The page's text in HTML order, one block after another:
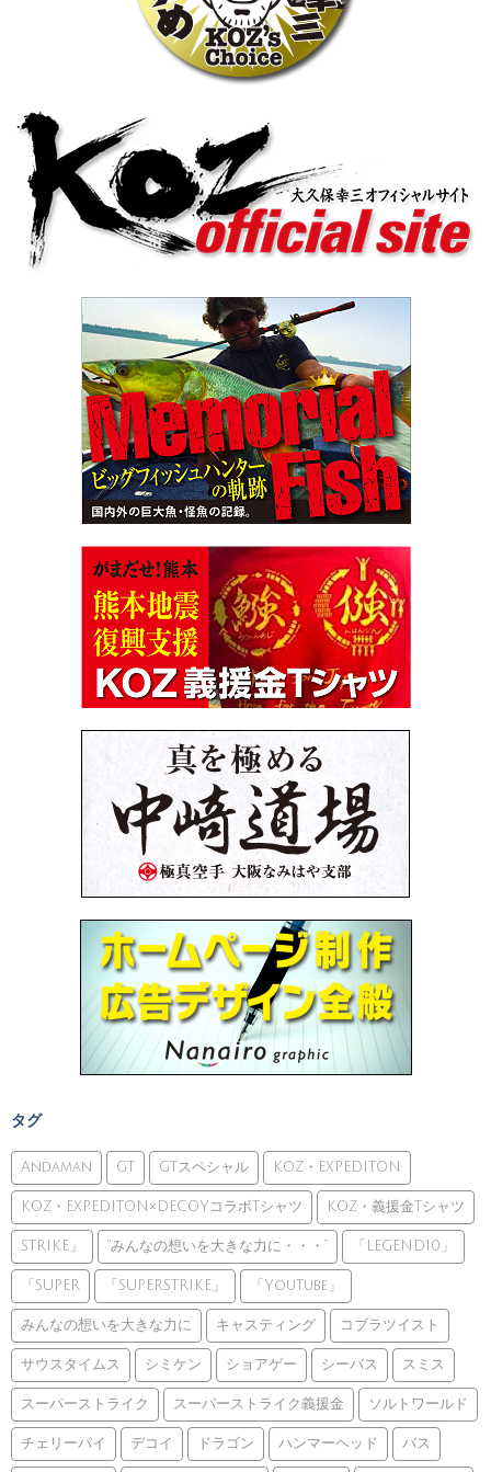
タグ
Andaman GT GTスペシャル KOZ・EXPEDITON
KOZ・EXPEDITON×DECOYコラボTシャツ KOZ・義援金Tシャツ
STRIKE」 ”みんなの想いを大きな力に・・・” 「LEGEND10」
「SUPER 「SUPERSTRIKE」 「YouTube」
みんなの想いを大きな力に キャスティング コブラツイスト
サウスタイムス シミケン ショアゲー シーバス スミス
スーパーストライク スーパーストライク義援金 ソルトワールド
チェリーパイ デコイ ドラゴン ハンマーヘッド バス